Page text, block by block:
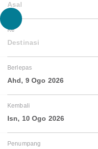
Asal
Ke
Destinasi
Berlepas
Ahd, 9 Ogo 2026
Kembali
Isn, 10 Ogo 2026
Penumpang